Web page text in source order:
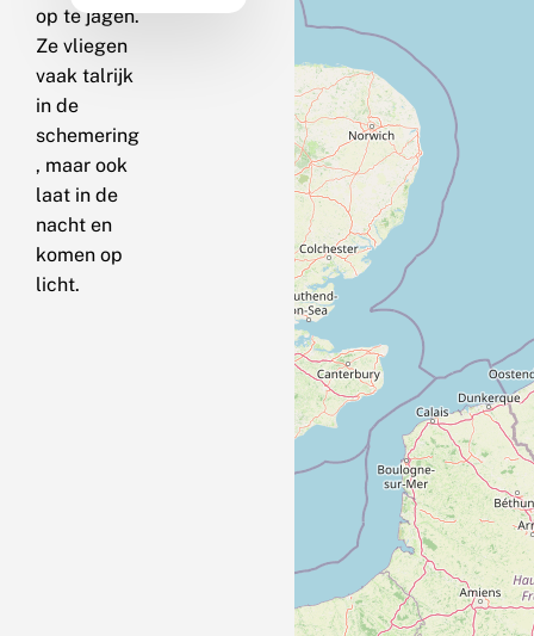
op te jagen.
Ze vliegen
vaak talrijk
in de
schemering
, maar ook
laat in de
nacht en
komen op
licht.